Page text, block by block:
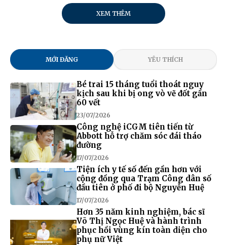
XEM THÊM
MỚI ĐĂNG YÊU THÍCH
Bé trai 15 tháng tuổi thoát nguy
kịch sau khi bị ong vò vẽ đốt gần
60 vết
23/07/2026
Công nghệ iCGM tiên tiến từ
Abbott hỗ trợ chăm sóc đái tháo
đường
17/07/2026
Tiện ích y tế số đến gần hơn với
cộng đồng qua Trạm Công dân số
đầu tiên ở phố đi bộ Nguyễn Huệ
17/07/2026
Hơn 35 năm kinh nghiệm, bác sĩ
Võ Thị Ngọc Huệ và hành trình
phục hồi vùng kín toàn diện cho
phụ nữ Việt